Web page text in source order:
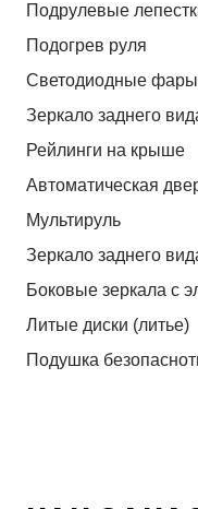
Подрулевые
Подогрев руля
Светодиодные фары
Зеркало заднего
Рейлинги на крыше
Автоматическая
Мультируль
Зеркало заднего
Боковые зеркала с
Литые диски (литье)
Подушка